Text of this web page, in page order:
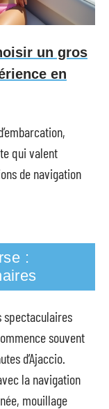
un gros
en
qui valent
de navigation
:
spectaculaires
souvent
d’Ajaccio.
la navigation
mouillage